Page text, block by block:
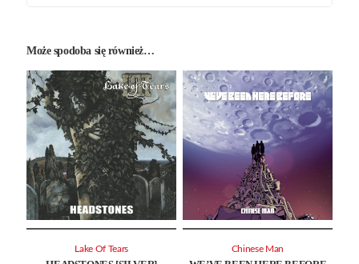
Może spodoba się również…
Lake Of Tears Chinese Man